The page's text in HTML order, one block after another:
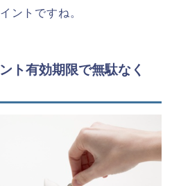
ントですね。
ト有効期限で無駄なく